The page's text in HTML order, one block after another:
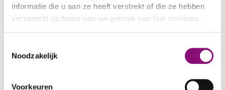
informatie die u aan ze heeft verstrekt of die ze hebben
verzameld op basis van uw gebruik van hun services.
kunnen ontvangen en verwerken.
Noodzakelijk
Voorkeuren
Aanmelden